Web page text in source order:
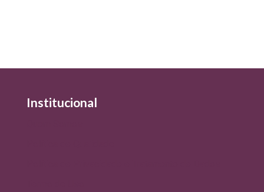
Institucional